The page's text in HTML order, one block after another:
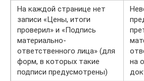
На каждой странице нет
записи «Цены, итоги
проверил» и «Подпись
материально-
ответственного лица» (для
форм, в которых такие
подписи предусмотрены)
на